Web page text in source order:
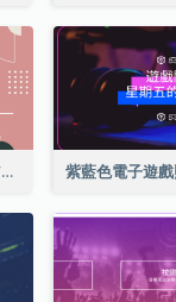
粉色和綠色幾何藝術工作室YouTube頻道圖片